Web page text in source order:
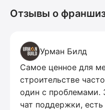
Отзывы о
Урман Билд
Самое ценное для
строительстве
один с проблемами.
чат поддержки,